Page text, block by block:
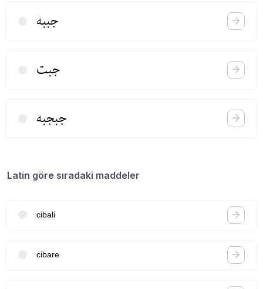
جببه
جبت
جبجبه
Latin göre sıradaki maddeler
cibali
cibare